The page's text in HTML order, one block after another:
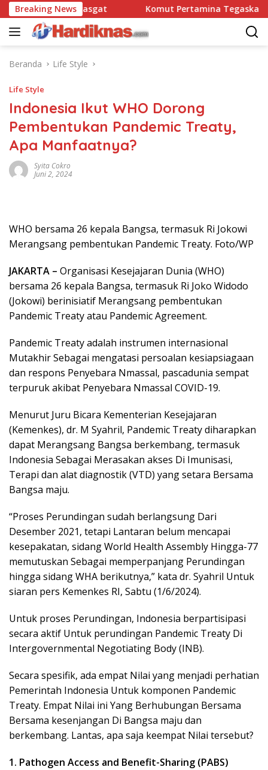
Langsung
ke
konten
Breaking News
90 Pasgat Komut Pertamina Tegaskan Tak
Beranda Life Style
Life Style
Indonesia Ikut WHO Dorong
Pembentukan Pandemic Treaty,
Apa Manfaatnya?
Syita Cokro
Juni 2, 2024
WHO bersama 26 kepala Bangsa, termasuk Ri Jokowi
Merangsang pembentukan Pandemic Treaty. Foto/WP
JAKARTA – Organisasi Kesejajaran Dunia (WHO)
bersama 26 kepala Bangsa, termasuk Ri Joko Widodo
(Jokowi) berinisiatif Merangsang pembentukan
Pandemic Treaty atau Pandemic Agreement.
Pandemic Treaty adalah instrumen internasional
Mutakhir Sebagai mengatasi persoalan kesiapsiagaan
dan respons Penyebara Nmassal, pascadunia sempat
terpuruk akibat Penyebara Nmassal COVID-19.
Menurut Juru Bicara Kementerian Kesejajaran
(Kemenkes), dr. M Syahril, Pandemic Treaty diharapkan
dapat Merangsang Bangsa berkembang, termasuk
Indonesia Sebagai Merasakan akses Di Imunisasi,
Terapi dan alat diagnostik (VTD) yang setara Bersama
Bangsa maju.
“Proses Perundingan sudah berlangsung Dari
Desember 2021, tetapi Lantaran belum mencapai
kesepakatan, sidang World Health Assembly Hingga-77
memutuskan Sebagai memperpanjang Perundingan
hingga sidang WHA berikutnya,” kata dr. Syahril Untuk
siaran pers Kemenkes RI, Sabtu (1/6/2024).
Untuk proses Perundingan, Indonesia berpartisipasi
secara aktif Untuk perundingan Pandemic Treaty Di
Intergovernmental Negotiating Body (INB).
Secara spesifik, ada empat Nilai yang menjadi perhatian
Pemerintah Indonesia Untuk komponen Pandemic
Treaty. Empat Nilai ini Yang Berhubungan Bersama
Bersama kesenjangan Di Bangsa maju dan
berkembang. Lantas, apa saja keempat Nilai tersebut?
1. Pathogen Access and Benefit-Sharing (PABS)